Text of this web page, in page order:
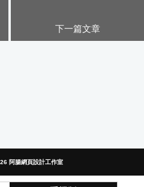
下一篇文章
阿腸網頁設計工作室